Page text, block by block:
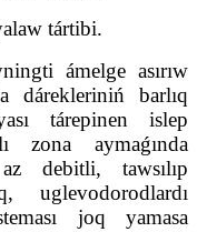
tártibi.
ámelge asırıw
dárekleriniń barlıq
tárepinen islep
zona aymaǵında
debitli, tawsılıp
uglevodorodlardı
joq yamasa